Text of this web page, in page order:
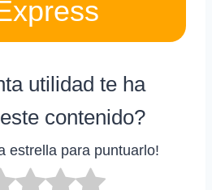
utilidad te ha
contenido?
estrella para puntuarlo!